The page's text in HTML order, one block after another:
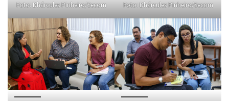
Foto: Dhárcules Pinheiro/Secom Foto: Dhárcules Pinheiro/Secom